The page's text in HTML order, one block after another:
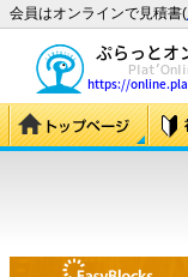
会員はオンラインで見積書(